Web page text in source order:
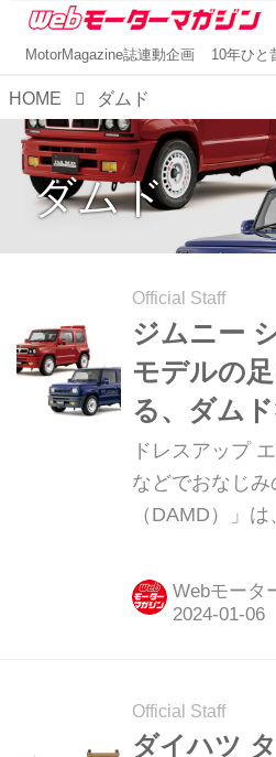
MotorMagazine誌連動企画 10年ひと
HOME ダムド
ダムド
Official Staff
ジムニー
モデルの
る、ダム
イールが
サロン
ドレスアップ
などでおなじみ
（DAMD）」
ッセで開催され
2024（以下、
ハッチにデコレ
ルも登場。そ
Webモータ
Official Staff
ダイハツ